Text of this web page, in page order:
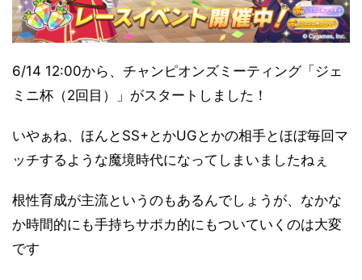
6/14 12:00から、チャンピオンズミーティング「ジェ
ミニ杯（2回目）」がスタートしました！
いやぁね、ほんとSS+とかUGとかの相手とほぼ毎回マ
ッチするような魔境時代になってしまいましたねぇ
根性育成が主流というのもあるんでしょうが、なかな
か時間的にも手持ちサポカ的にもついていくのは大変
です